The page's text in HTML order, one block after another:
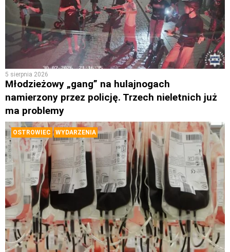
5 sierpnia 2026
Młodzieżowy „gang” na hulajnogach
namierzony przez policję. Trzech nieletnich już
ma problemy
OSTROWIEC WYDARZENIA